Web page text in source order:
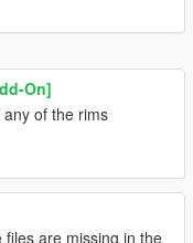
On]
of the rims
are missing in the